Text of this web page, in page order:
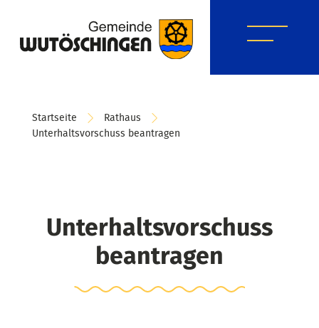
Startseite
Rathaus
Unterhaltsvorschuss beantragen
Unterhaltsvorschuss
beantragen